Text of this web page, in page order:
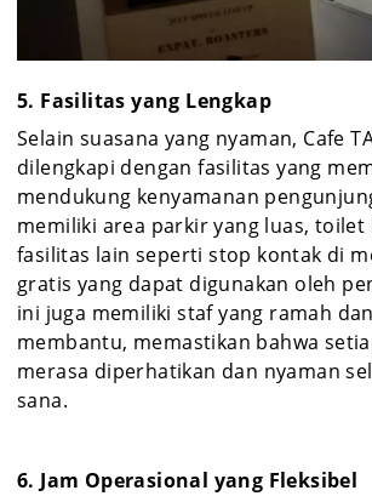
5. Fasilitas yang Lengkap
Selain suasana yang nyaman, Cafe
dilengkapi dengan fasilitas yang
mendukung kenyamanan
memiliki area parkir yang luas, toilet
fasilitas lain seperti stop kontak di
gratis yang dapat digunakan oleh
ini juga memiliki staf yang ramah
membantu, memastikan bahwa
merasa diperhatikan dan nyaman
sana.
6. Jam Operasional yang Fleksibel